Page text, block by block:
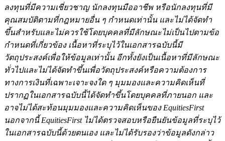
ลงทุนที่มีความเชี่ยวชาญ นักลงทุนมืออาชีพ หรือนักลงทุนที่มี
คุณสมบัติตามที่กฎหมายอื่น ๆ กำหนดเท่านั้น และไม่ได้จัดทำ
ขึ้นสำหรับและไม่ควรใช้โดยบุคคลที่มีลักษณะไม่เป็นไปตามข้อ
กำหนดที่เกี่ยวข้อง เนื้อหาที่ระบุไว้ในเอกสารฉบับนี้มี
วัตถุประสงค์เพื่อให้ข้อมูลเท่านั้น อีกทั้งยังเป็นเนื้อหาที่มีลักษณะ
ทั่วไปและไม่ได้จัดทำขึ้นเพื่อวัตถุประสงค์หรือความต้องการ
ทางการเงินที่เฉพาะเจาะจงใด ๆ มุมมองและความคิดเห็นที่
ปรากฏในเอกสารฉบับนี้ได้จัดทำขึ้นโดยบุคคลที่ภายนอก และ
อาจไม่ได้สะท้อนมุมมองและความคิดเห็นของ EquitiesFirst
นอกจากนี้ EquitiesFirst ไม่ได้ตรวจสอบหรือยืนยันข้อมูลที่ระบุไว้
ในเอกสารฉบับนี้ด้วยตนเอง และไม่ได้รับรองว่าข้อมูลดังกล่าว